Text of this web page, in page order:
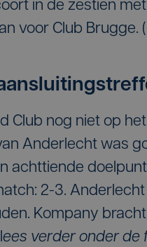
in de zestien
voor Club Brugge. (
Club nog niet op
Anderlecht was
achttiende
2-3.
Kompany
ees verder onder de